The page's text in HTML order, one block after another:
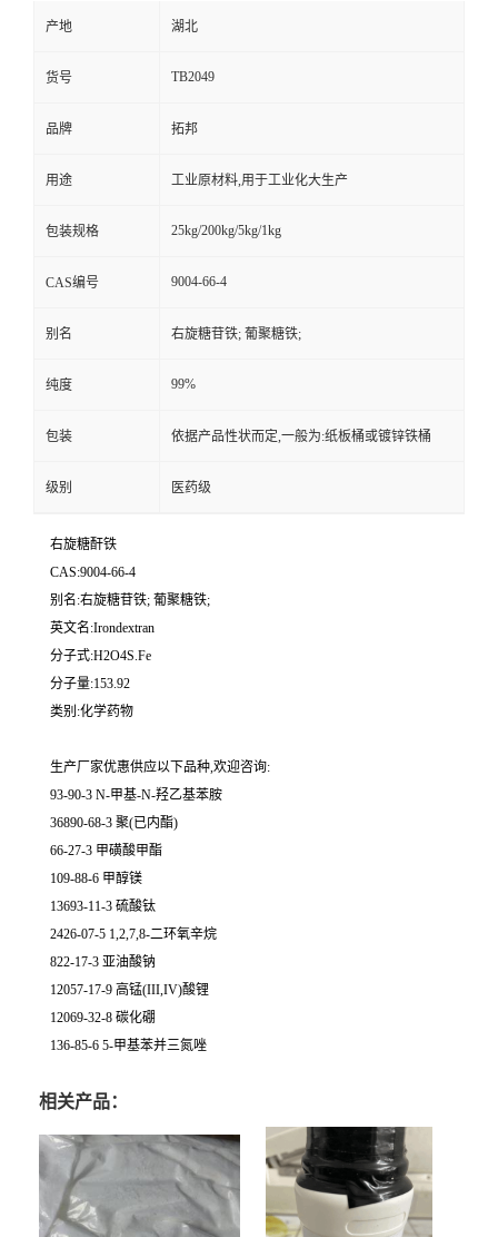
产地 湖北
货号 TB2049
品牌 拓邦
用途 工业原材料,用于工业化大生产
包装规格 25kg/200kg/5kg/1kg
CAS编号 9004-66-4
别名 右旋糖苷铁; 葡聚糖铁;
纯度 99%
包装 依据产品性状而定,一般为:纸板桶或镀锌铁桶
级别 医药级
右旋糖酐铁
CAS:9004-66-4
别名:右旋糖苷铁; 葡聚糖铁;
英文名:Irondextran
分子式:H2O4S.Fe
分子量:153.92
类别:化学药物
生产厂家优惠供应以下品种,欢迎咨询:
93-90-3 N-甲基-N-羟乙基苯胺
36890-68-3 聚(已内酯)
66-27-3 甲磺酸甲酯
109-88-6 甲醇镁
13693-11-3 硫酸钛
2426-07-5 1,2,7,8-二环氧辛烷
822-17-3 亚油酸钠
12057-17-9 高锰(III,IV)酸锂
12069-32-8 碳化硼
136-85-6 5-甲基苯并三氮唑
相关产品：